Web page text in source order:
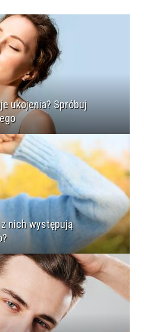
ukojenia? Spróbuj
nich występują